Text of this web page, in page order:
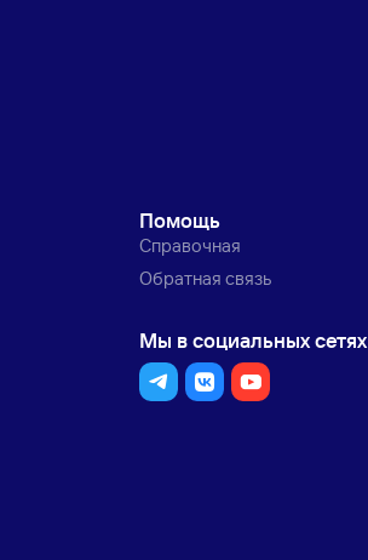
Помощь
Справочная
Обратная связь
Мы в социальных сетях